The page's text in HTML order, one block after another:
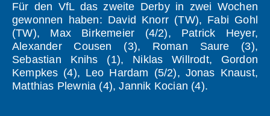
Für den VfL das zweite Derby in zwei Wochen
gewonnen haben: David Knorr (TW), Fabi Gohl
(TW), Max Birkemeier (4/2), Patrick Heyer,
Alexander Cousen (3), Roman Saure (3),
Sebastian Knihs (1), Niklas Willrodt, Gordon
Kempkes (4), Leo Hardam (5/2), Jonas Knaust,
Matthias Plewnia (4), Jannik Kocian (4).